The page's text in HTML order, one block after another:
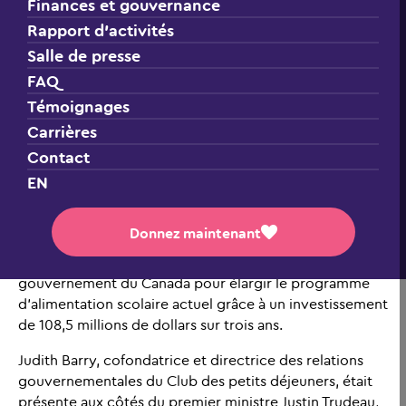
Finances et gouvernance
Rapport d’activités
Salle de presse
FAQ
Témoignages
Carrières
Contact
EN
Donnez maintenant
Brampton, Ontario, 22 novembre 2024
Club des
petits déjeuners
accueille favorablement la nouvelle
ententeentre le gouvernement de l’Ontario et le
gouvernement du Canada pour élargir le programme
d’alimentation scolaire actuel grâce à un investissement
de 108,5 millions de dollars sur trois ans.
Judith Barry, cofondatrice et directrice des relations
gouvernementales du Club des petits déjeuners, était
présente aux côtés du premier ministre Justin Trudeau,